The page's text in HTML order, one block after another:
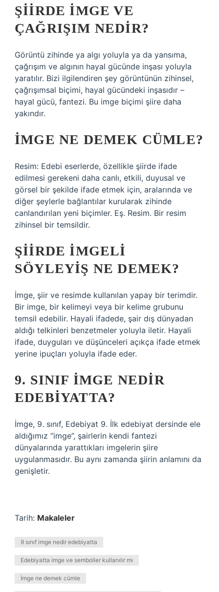
ŞIIRDE IMGE VE
ÇAĞRIŞIM NEDIR?
Görüntü zihinde ya algı yoluyla ya da yansıma,
çağrışım ve algının hayal gücünde inşası yoluyla
yaratılır. Bizi ilgilendiren şey görüntünün zihinsel,
çağrışımsal biçimi, hayal gücündeki inşasıdır –
hayal gücü, fantezi. Bu imge biçimi şiire daha
yakındır.
İMGE NE DEMEK CÜMLE?
Resim: Edebi eserlerde, özellikle şiirde ifade
edilmesi gerekeni daha canlı, etkili, duyusal ve
görsel bir şekilde ifade etmek için, aralarında ve
diğer şeylerle bağlantılar kurularak zihinde
canlandırılan yeni biçimler. Eş. Resim. Bir resim
zihinsel bir temsildir.
ŞIIRDE IMGELI
SÖYLEYIŞ NE DEMEK?
İmge, şiir ve resimde kullanılan yapay bir terimdir.
Bir imge, bir kelimeyi veya bir kelime grubunu
temsil edebilir. Hayali ifadede, şair dış dünyadan
aldığı telkinleri benzetmeler yoluyla iletir. Hayali
ifade, duyguları ve düşünceleri açıkça ifade etmek
yerine ipuçları yoluyla ifade eder.
9. SINIF IMGE NEDIR
EDEBIYATTA?
İmge, 9. sınıf, Edebiyat 9. İlk edebiyat dersinde ele
aldığımız “imge”, şairlerin kendi fantezi
dünyalarında yarattıkları imgelerin şiire
uygulanmasıdır. Bu aynı zamanda şiirin anlamını da
genişletir.
Tarih: Makaleler
9 sınıf imge nedir edebiyatta
Edebiyatta imge ve semboller kullanılır mı
İmge ne demek cümle